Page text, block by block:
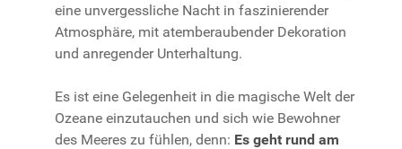
eine unvergessliche Nacht in faszinierender
Atmosphäre, mit atemberaubender Dekoration
und anregender Unterhaltung.
Es ist eine Gelegenheit in die magische Welt der
Ozeane einzutauchen und sich wie Bewohner
des Meeres zu fühlen, denn: Es geht rund am